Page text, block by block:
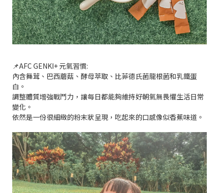
📌AFC GENKI+ 元氣習慣:
內含舞茸、巴西蘑菇、酵母萃取、比菲德氏菌龍根菌和乳鐵蛋
白。
調整體質增強戰鬥力，讓每日都能夠維持好朝氣無畏懼生活日常
變化。
依然是一份很細緻的粉末狀呈現，吃起來的口感像似香蕉味道。